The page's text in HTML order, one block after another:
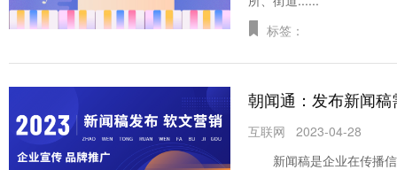
标签：
朝闻通：发布新闻
互联网
2023-04-28
新闻稿是企业在传播信